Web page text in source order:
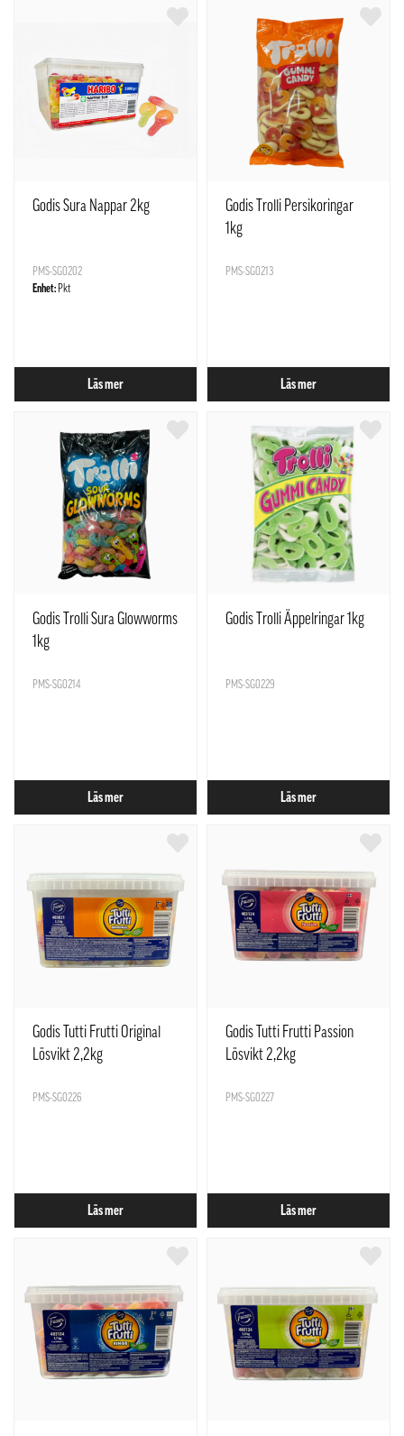
Godis Sura Nappar 2kg
PMS-SG0202
Enhet: Pkt
Läs mer
Godis Trolli Persikoringar
1kg
PMS-SG0213
Läs mer
Godis Trolli Sura Glowworms
1kg
PMS-SG0214
Läs mer
Godis Trolli Äppelringar 1kg
PMS-SG0229
Läs mer
Godis Tutti Frutti Original
Lösvikt 2,2kg
PMS-SG0226
Läs mer
Godis Tutti Frutti Passion
Lösvikt 2,2kg
PMS-SG0227
Läs mer